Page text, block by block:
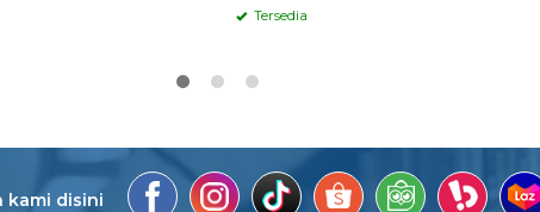
Tersedia
kami disini